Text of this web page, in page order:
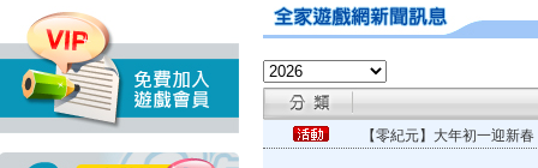
【零紀元】大年初一迎新